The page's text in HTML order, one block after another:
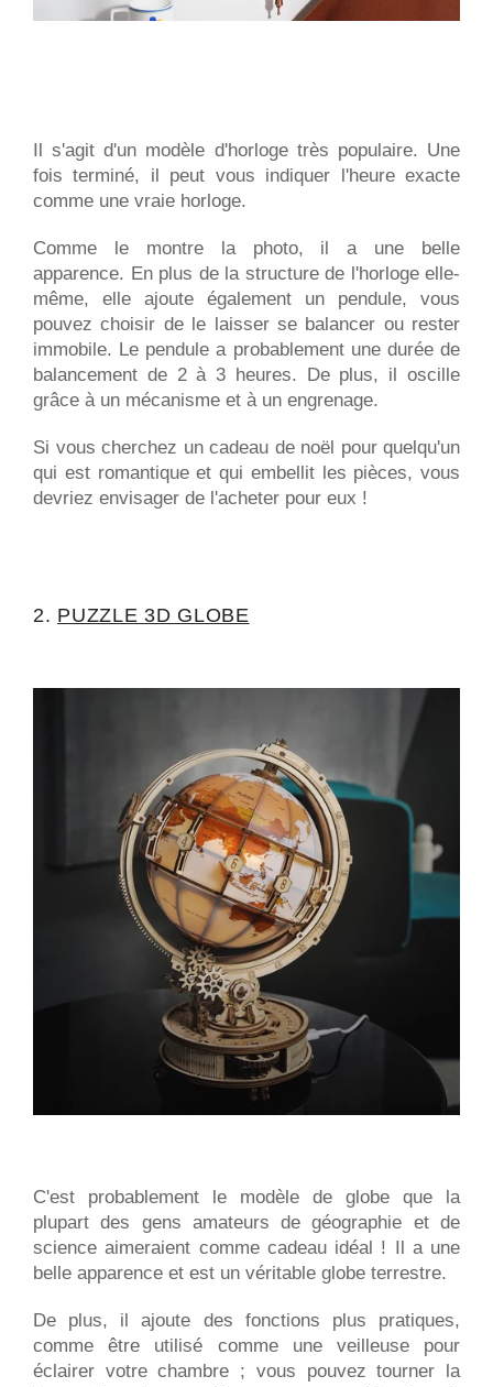
Il s'agit d'un modèle d'horloge très populaire. Une
fois terminé, il peut vous indiquer l'heure exacte
comme une vraie horloge.
Comme le montre la photo, il a une belle
apparence. En plus de la structure de l'horloge elle-
même, elle ajoute également un pendule, vous
pouvez choisir de le laisser se balancer ou rester
immobile. Le pendule a probablement une durée de
balancement de 2 à 3 heures. De plus, il oscille
grâce à un mécanisme et à un engrenage.
Si vous cherchez un cadeau de noël pour quelqu'un
qui est romantique et qui embellit les pièces, vous
devriez envisager de l'acheter pour eux !
2. PUZZLE 3D GLOBE
C'est probablement le modèle de globe que la
plupart des gens amateurs de géographie et de
science aimeraient comme cadeau idéal ! Il a une
belle apparence et est un véritable globe terrestre.
De plus, il ajoute des fonctions plus pratiques,
comme être utilisé comme une veilleuse pour
éclairer votre chambre ; vous pouvez tourner la